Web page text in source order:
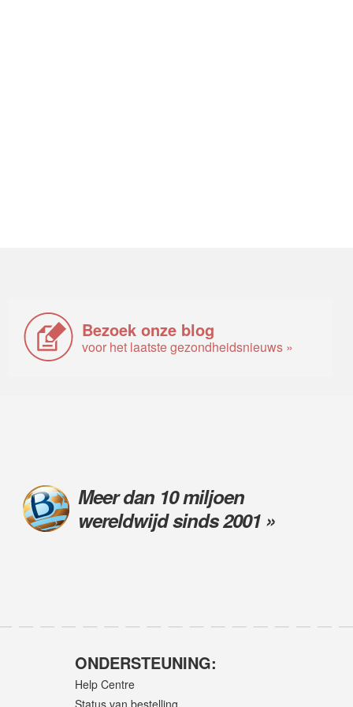
Bezoek onze blog
voor het laatste gezondheidsnieuws »
Meer dan 10 miljoen
wereldwijd sinds 2001 »
ONDERSTEUNING:
Help Centre